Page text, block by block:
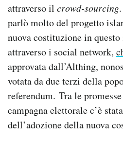
attraverso il crowd-sourcing
parlò molto del progetto
nuova costituzione in questo
attraverso i social network,
approvata dall’Althing,
votata da due terzi della
referendum. Tra le
campagna elettorale c’è
dell’adozione della nuova